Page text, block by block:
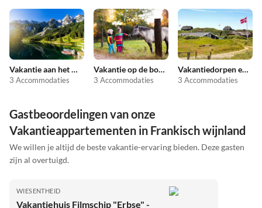
Vakantie aan het meer
3 Accommodaties
Vakantie op de boerderij
3 Accommodaties
Vakantiedorpen en -resorts
3 Accommodaties
Gastbeoordelingen van onze
Vakantieappartementen in Frankisch wijnland
We willen je altijd de beste vakantie-ervaring bieden. Deze gasten
zijn al overtuigd.
WIESENTHEID
Vakantiehuis Filmschip "Erbse" -